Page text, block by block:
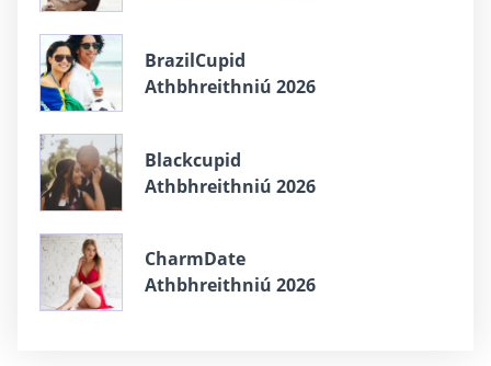
BrazilCupid
Athbhreithniú 2026
Blackcupid
Athbhreithniú 2026
CharmDate
Athbhreithniú 2026